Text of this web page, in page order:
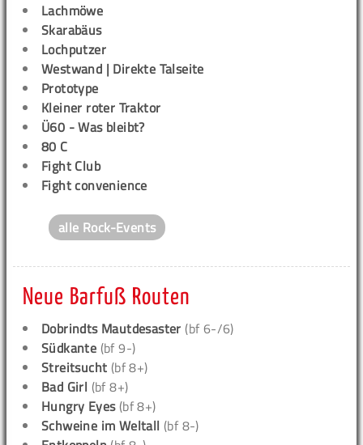
Lachmöwe
Skarabäus
Lochputzer
Westwand | Direkte Talseite
Prototype
Kleiner roter Traktor
Ü60 - Was bleibt?
80 C
Fight Club
Fight convenience
alle Rock-Events
Neue Barfuß Routen
Dobrindts Mautdesaster (bf 6-/6)
Südkante (bf 9-)
Streitsucht (bf 8+)
Bad Girl (bf 8+)
Hungry Eyes(bf 8+)
Schweine im Weltall (bf 8-)